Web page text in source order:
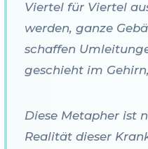
Viertel für Viertel
werden, ganze
schaffen
geschieht im
Diese Metapher ist
Realität dieser